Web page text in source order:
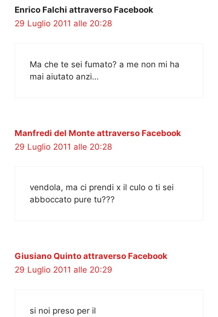
Enrico Falchi attraverso Facebook
29 Luglio 2011 alle 20:28
Ma che te sei fumato? a me non mi ha
mai aiutato anzi…
Manfredi del Monte attraverso Facebook
29 Luglio 2011 alle 20:28
vendola, ma ci prendi x il culo o ti sei
abboccato pure tu???
Giusiano Quinto attraverso Facebook
29 Luglio 2011 alle 20:29
si noi preso per il